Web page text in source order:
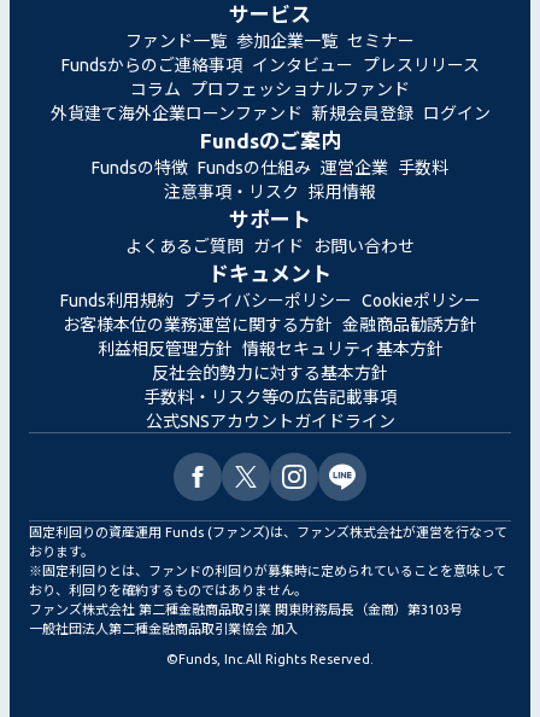
サービス
ファンド一覧 参加企業一覧 セミナー
Fundsからのご連絡事項 インタビュー
プレスリリース
コラム
プロフェッショナルファンド
外貨建て海外企業ローンファンド 新規会員登録 ログイン
Fundsのご案内
Fundsの特徴 Fundsの仕組み 運営企業 手数料
注意事項・リスク
採用情報
サポート
よくあるご質問 ガイド お問い合わせ
ドキュメント
Funds利用規約 プライバシーポリシー Cookieポリシー
お客様本位の業務運営に関する方針 金融商品勧誘方針
利益相反管理方針 情報セキュリティ基本方針
反社会的勢力に対する基本方針
手数料・リスク等の広告記載事項
公式SNSアカウントガイドライン
固定利回りの資産運用 Funds (ファンズ)は、ファンズ株式会社が運営を行なって
おります。
※固定利回りとは、ファンドの利回りが募集時に定められていることを意味して
おり、利回りを確約するものではありません。
ファンズ株式会社 第二種金融商品取引業 関東財務局長（金商）第3103号
一般社団法人第二種金融商品取引業協会 加入
©Funds, Inc. All Rights Reserved.